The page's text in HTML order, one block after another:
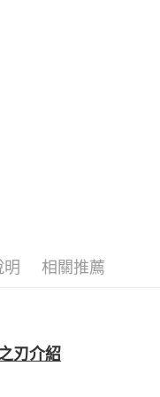
明 相關推薦
刃介紹